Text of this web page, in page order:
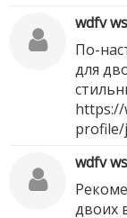
wdfv
По-
для
https://
profile/
wdfv
двоих